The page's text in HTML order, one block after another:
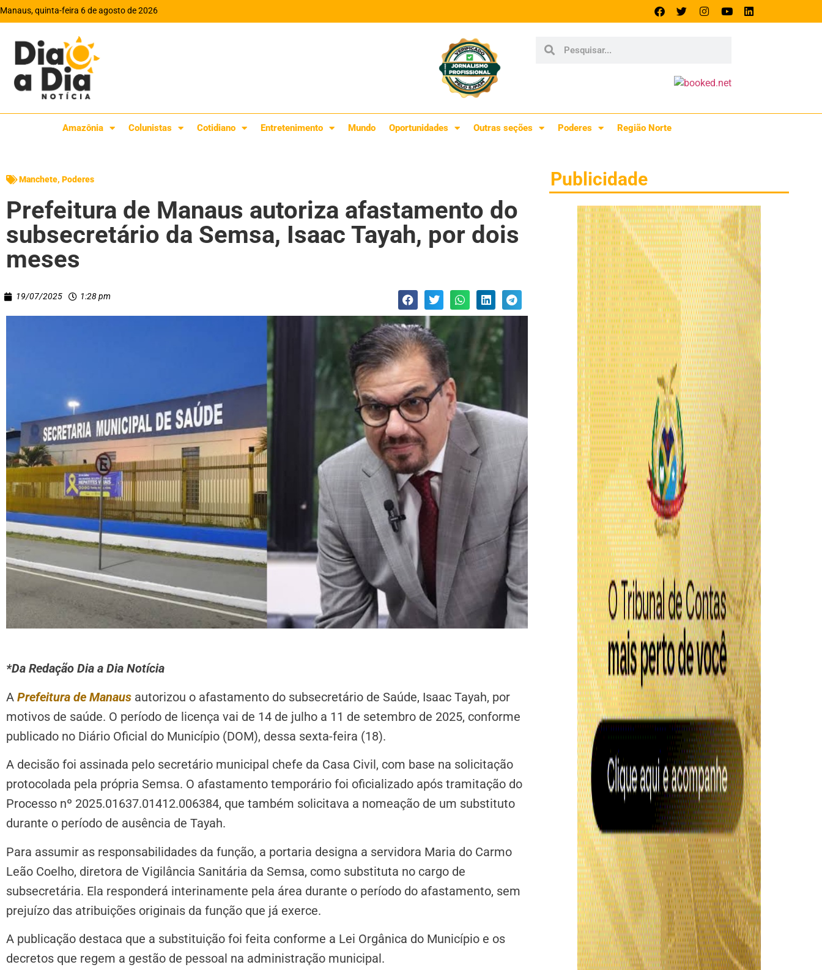
Manaus, quinta-feira 6 de agosto de 2026
Amazônia Colunistas Cotidiano Entretenimento Mundo Oportunidades Outras seções Poderes Região Norte
Manchete, Poderes
Prefeitura de Manaus autoriza afastamento do
subsecretário da Semsa, Isaac Tayah, por dois
meses
19/07/2025 1:28 pm
*Da Redação Dia a Dia Notícia
A Prefeitura de Manaus autorizou o afastamento do subsecretário de Saúde, Isaac Tayah, por
motivos de saúde. O período de licença vai de 14 de julho a 11 de setembro de 2025, conforme
publicado no Diário Oficial do Município (DOM), dessa sexta-feira (18).
A decisão foi assinada pelo secretário municipal chefe da Casa Civil, com base na solicitação
protocolada pela própria Semsa. O afastamento temporário foi oficializado após tramitação do
Processo nº 2025.01637.01412.006384, que também solicitava a nomeação de um substituto
durante o período de ausência de Tayah.
Para assumir as responsabilidades da função, a portaria designa a servidora Maria do Carmo
Leão Coelho, diretora de Vigilância Sanitária da Semsa, como substituta no cargo de
subsecretária. Ela responderá interinamente pela área durante o período do afastamento, sem
prejuízo das atribuições originais da função que já exerce.
A publicação destaca que a substituição foi feita conforme a Lei Orgânica do Município e os
decretos que regem a gestão de pessoal na administração municipal.
Publicidade